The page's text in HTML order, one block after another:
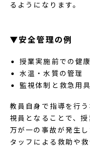
るようになります。
▼安全管理の例
授業実施前での健
水温・水質の管理
監視体制と救急用
教員自身で指導を行
視員となることで、
万が一の事故が発生
タッフによる救助や